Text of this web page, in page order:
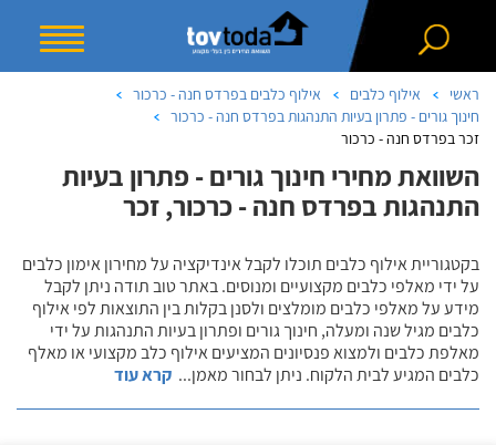
ראשי אילוף כלבים
אילוף כלבים בפרדס חנה - כרכור
חינוך גורים - פתרון בעיות התנהגות בפרדס חנה - כרכור
זכר בפרדס חנה - כרכור
השוואת מחירי חינוך גורים - פתרון בעיות
התנהגות בפרדס חנה - כרכור, זכר
בקטגוריית אילוף כלבים תוכלו לקבל אינדיקציה על מחירון אימון כלבים
על ידי מאלפי כלבים מקצועיים ומנוסים. באתר טוב תודה ניתן לקבל
מידע על מאלפי כלבים מומלצים ולסנן בקלות בין התוצאות לפי אילוף
כלבים מגיל שנה ומעלה, חינוך גורים ופתרון בעיות התנהגות על ידי
מאלפת כלבים ולמצוא פנסיונים המציעים אילוף כלב מקצועי או מאלף
כלבים המגיע לבית הלקוח. ניתן לבחור מאמן... קרא עוד